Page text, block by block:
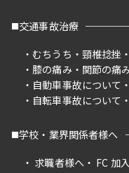
交通事故治療
むちうち
頸椎捻挫
膝の痛み
関節の痛
自動車事故について
自転車事故について
学校・業界関係者様へ
求職者様へ
FC 加